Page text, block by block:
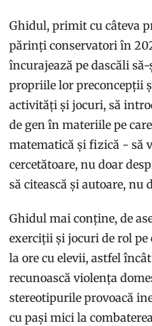
Ghidul, primit cu câteva
părinți conservatori în
încurajează pe dascăli
propriile lor preconcepții
activități și jocuri, să
de gen în materiile pe
matematică și fizică - să
cercetătoare, nu doar
să citească și autoare, nu
Ghidul mai conține, de
exerciții și jocuri de rol pe
la ore cu elevii, astfel
recunoască violența
stereotipurile provoacă
cu pași mici la